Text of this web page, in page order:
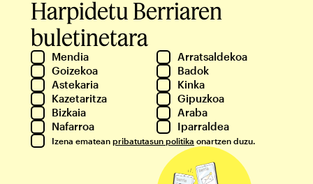
Harpidetu Berriaren
buletinetara
Mendia
Arratsaldekoa
Goizekoa
Badok
Astekaria
Kinka
Kazetaritza
Gipuzkoa
Bizkaia
Araba
Nafarroa
Iparraldea
Izena ematean pribatutasun politika onartzen duzu.